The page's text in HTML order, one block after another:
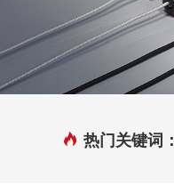
热门关键词：